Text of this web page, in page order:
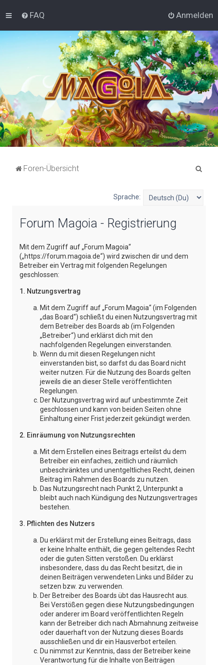
FAQ Anmelden
Foren-Übersicht
Sprache:
Forum Magoia - Registrierung
Mit dem Zugriff auf „Forum Magoia“
(„https://forum.magoia.de“) wird zwischen dir und dem
Betreiber ein Vertrag mit folgenden Regelungen
geschlossen:
1. Nutzungsvertrag
Mit dem Zugriff auf „Forum Magoia“ (im Folgenden
„das Board“) schließt du einen Nutzungsvertrag mit
dem Betreiber des Boards ab (im Folgenden
„Betreiber“) und erklärst dich mit den
nachfolgenden Regelungen einverstanden.
Wenn du mit diesen Regelungen nicht
einverstanden bist, so darfst du das Board nicht
weiter nutzen. Für die Nutzung des Boards gelten
jeweils die an dieser Stelle veröffentlichten
Regelungen.
Der Nutzungsvertrag wird auf unbestimmte Zeit
geschlossen und kann von beiden Seiten ohne
Einhaltung einer Frist jederzeit gekündigt werden.
2. Einräumung von Nutzungsrechten
Mit dem Erstellen eines Beitrags erteilst du dem
Betreiber ein einfaches, zeitlich und räumlich
unbeschränktes und unentgeltliches Recht, deinen
Beitrag im Rahmen des Boards zu nutzen.
Das Nutzungsrecht nach Punkt 2, Unterpunkt a
bleibt auch nach Kündigung des Nutzungsvertrages
bestehen.
3. Pflichten des Nutzers
Du erklärst mit der Erstellung eines Beitrags, dass
er keine Inhalte enthält, die gegen geltendes Recht
oder die guten Sitten verstoßen. Du erklärst
insbesondere, dass du das Recht besitzt, die in
deinen Beiträgen verwendeten Links und Bilder zu
setzen bzw. zu verwenden.
Der Betreiber des Boards übt das Hausrecht aus.
Bei Verstößen gegen diese Nutzungsbedingungen
oder anderer im Board veröffentlichten Regeln
kann der Betreiber dich nach Abmahnung zeitweise
oder dauerhaft von der Nutzung dieses Boards
ausschließen und dir ein Hausverbot erteilen.
Du nimmst zur Kenntnis, dass der Betreiber keine
Verantwortung für die Inhalte von Beiträgen